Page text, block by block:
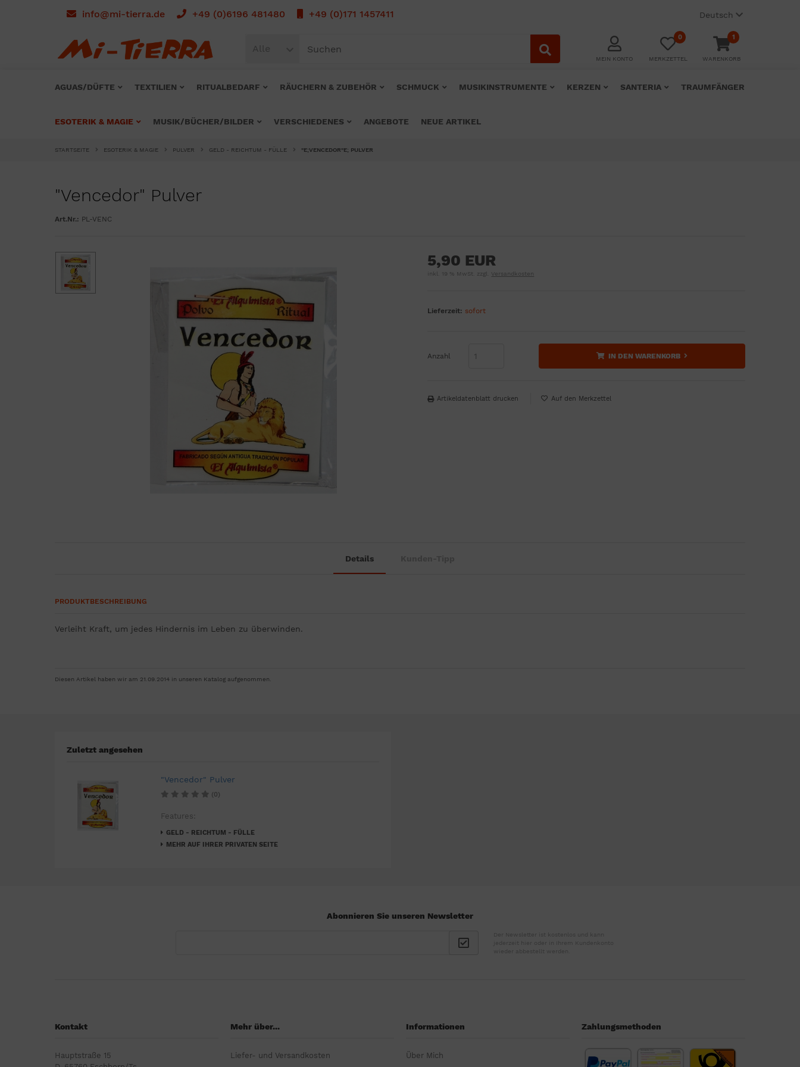
info@mi-tierra.de +49 (0)6196 481480 +49 (0)171 1457411 Deutsch
Alle
MEIN KONTO
0
MERKZETTEL
1
WARENKORB
AGUAS/DÜFTE TEXTILIEN RITUALBEDARF RÄUCHERN & ZUBEHÖR SCHMUCK MUSIKINSTRUMENTE KERZEN SANTERIA TRAUMFÄNGER
ESOTERIK & MAGIE MUSIK/BÜCHER/BILDER VERSCHIEDENES ANGEBOTE NEUE ARTIKEL
STARTSEITE ESOTERIK & MAGIE PULVER GELD - REICHTUM - FÜLLE "E;VENCEDOR"E; PULVER
"Vencedor" Pulver
Art.Nr.: PL-VENC
5,90 EUR
inkl. 19 % MwSt. zzgl. Versandkosten
Lieferzeit: sofort
Anzahl IN DEN WARENKORB
Artikeldatenblatt drucken
Details
PRODUKTBESCHREIBUNG
Verleiht Kraft, um jedes Hindernis im Leben zu überwinden.
Diesen Artikel haben wir am 21.09.2014 in unseren Katalog aufgenommen.
Zuletzt angesehen
"Vencedor" Pulver
(0)
Features:
GELD - REICHTUM - FÜLLE
MEHR AUF IHRER PRIVATEN SEITE
Abonnieren Sie unseren Newsletter
Der Newsletter ist kostenlos und kann
jederzeit hier oder in Ihrem Kundenkonto
wieder abbestellt werden.
Kontakt
Hauptstraße 15
Mehr über...
Liefer- und Versandkosten
Informationen
Über Mich
Zahlungsmethoden